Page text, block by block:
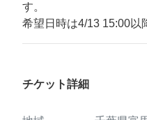
す。
希望日時は4/13 15:00以
チケット詳細